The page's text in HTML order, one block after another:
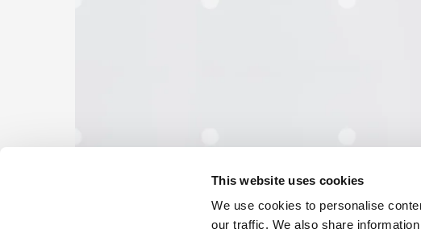
This website uses cookies
We use cookies to personalise
our traffic. We also share